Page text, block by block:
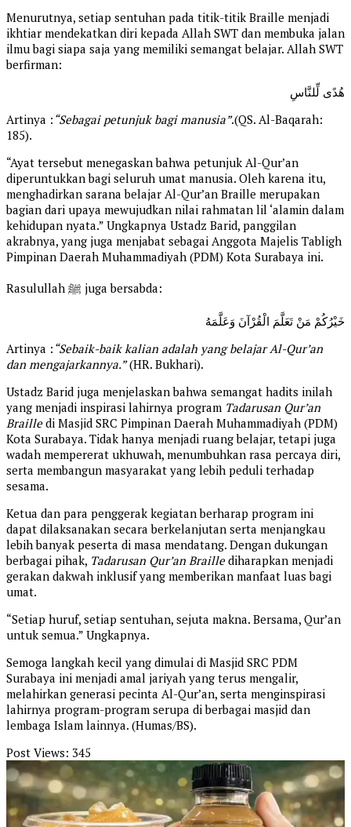
Menurutnya, setiap sentuhan pada titik-titik Braille menjadi
ikhtiar mendekatkan diri kepada Allah SWT dan membuka jalan
ilmu bagi siapa saja yang memiliki semangat belajar. Allah SWT
berfirman:
هُدًى لِّلنَّاسِ
Artinya : “Sebagai petunjuk bagi manusia”.(QS. Al-Baqarah:
185).
“Ayat tersebut menegaskan bahwa petunjuk Al-Qur’an
diperuntukkan bagi seluruh umat manusia. Oleh karena itu,
menghadirkan sarana belajar Al-Qur’an Braille merupakan
bagian dari upaya mewujudkan nilai rahmatan lil ‘alamin dalam
kehidupan nyata.” Ungkapnya Ustadz Barid, panggilan
akrabnya, yang juga menjabat sebagai Anggota Majelis Tabligh
Pimpinan Daerah Muhammadiyah (PDM) Kota Surabaya ini.
Rasulullah ﷺ juga bersabda:
خَيْرُكُمْ مَنْ تَعَلَّمَ الْقُرْآنَ وَعَلَّمَهُ
Artinya : “Sebaik-baik kalian adalah yang belajar Al-Qur’an
dan mengajarkannya.”(HR. Bukhari).
Ustadz Barid juga menjelaskan bahwa semangat hadits inilah
yang menjadi inspirasi lahirnya program Tadarusan Qur’an
Brailledi Masjid SRC Pimpinan Daerah Muhammadiyah (PDM)
Kota Surabaya. Tidak hanya menjadi ruang belajar, tetapi juga
wadah mempererat ukhuwah, menumbuhkan rasa percaya diri,
serta membangun masyarakat yang lebih peduli terhadap
sesama.
Ketua dan para penggerak kegiatan berharap program ini
dapat dilaksanakan secara berkelanjutan serta menjangkau
lebih banyak peserta di masa mendatang. Dengan dukungan
berbagai pihak, Tadarusan Qur’an Braillediharapkan menjadi
gerakan dakwah inklusif yang memberikan manfaat luas bagi
umat.
“Setiap huruf, setiap sentuhan, sejuta makna. Bersama, Qur’an
untuk semua.” Ungkapnya.
Semoga langkah kecil yang dimulai di Masjid SRC PDM
Surabaya ini menjadi amal jariyah yang terus mengalir,
melahirkan generasi pecinta Al-Qur’an, serta menginspirasi
lahirnya program-program serupa di berbagai masjid dan
lembaga Islam lainnya. (Humas/BS).
Post Views: 345